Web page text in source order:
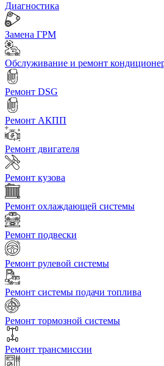
Диагностика
Замена ГРМ
Обслуживание и ремонт
Ремонт DSG
Ремонт АКПП
Ремонт двигателя
Ремонт кузова
Ремонт охлаждающей системы
Ремонт подвески
Ремонт рулевой системы
Ремонт системы подачи топлива
Ремонт тормозной системы
Ремонт трансмиссии